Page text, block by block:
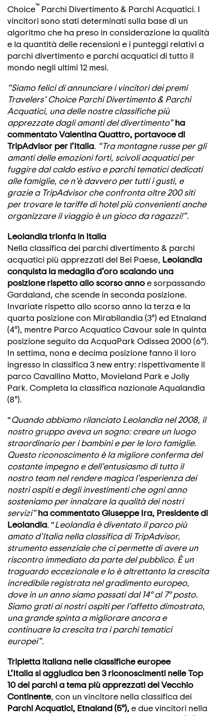
Choice™ Parchi Divertimento & Parchi Acquatici. I
vincitori sono stati determinati sulla base di un
algoritmo che ha preso in considerazione la qualità
e la quantità delle recensioni e i punteggi relativi a
parchi divertimento e parchi acquatici di tutto il
mondo negli ultimi 12 mesi.
“Siamo felici di annunciare i vincitori dei premi
Travelers’ Choice Parchi Divertimento & Parchi
Acquatici, una delle nostre classifiche più
apprezzate dagli amanti del divertimento” ha
commentato Valentina Quattro, portavoce di
TripAdvisor per l’Italia. “Tra montagne russe per gli
amanti delle emozioni forti, scivoli acquatici per
fuggire dal caldo estivo e parchi tematici dedicati
alle famiglie, ce n’è davvero per tutti i gusti, e
grazie a TripAdvisor che confronta oltre 200 siti
per trovare le tariffe di hotel più convenienti anche
organizzare il viaggio è un gioco da ragazzi!”.
Leolandia trionfa in Italia
Nella classifica dei parchi divertimento & parchi
acquatici più apprezzati del Bel Paese, Leolandia
conquista la medaglia d’oro scalando una
posizione rispetto allo scorso annoe sorpassando
Gardaland, che scende in seconda posizione.
Invariate rispetto allo scorso anno la terza e la
quarta posizione con Mirabilandia (3°) ed Etnaland
(4°), mentre Parco Acquatico Cavour sale in quinta
posizione seguito da AcquaPark Odissea 2000 (6°).
In settima, nona e decima posizione fanno il loro
ingresso in classifica 3 new entry: rispettivamente il
parco Cavallino Matto, Movieland Park e Jolly
Park. Completa la classifica nazionale Aqualandia
(8°).
“Quando abbiamo rilanciato Leolandia nel 2008, il
nostro gruppo aveva un sogno: creare un luogo
straordinario per i bambini e per le loro famiglie.
Questo riconoscimento è la migliore conferma del
costante impegno e dell’entusiasmo di tutto il
nostro team nel rendere magica l’esperienza dei
nostri ospiti e degli investimenti che ogni anno
sosteniamo per innalzare la qualità dei nostri
servizi” ha commentato Giuseppe Ira, Presidente di
Leolandia. “Leolandia è diventato il parco più
amato d’Italia nella classifica di TripAdvisor,
strumento essenziale che ci permette di avere un
riscontro immediato da parte del pubblico. È un
traguardo eccezionale e lo è altrettanto la crescita
incredibile registrata nel gradimento europeo,
dove in un anno siamo passati dal 14° al 7° posto.
Siamo grati ai nostri ospiti per l’affetto dimostrato,
una grande spinta a migliorare ancora e
continuare la crescita tra i parchi tematici
europei”.
Tripletta italiana nelle classifiche europee
L’Italia si aggiudica ben 3 riconoscimenti nelle Top
10 dei parchi a tema più apprezzati del Vecchio
Continente, con un vincitore nella classifica dei
Parchi Acquatici, Etnaland (5°), e due vincitori nella